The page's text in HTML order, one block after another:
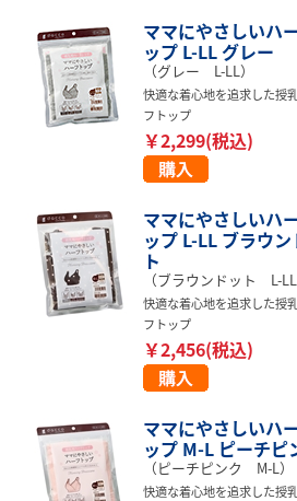
ママにやさしいハ
ップ L-LL グレー
（グレー L-LL）
快適な着心地を追求した授
フトップ
￥2,299(税込)
ママにやさしいハ
ップ L-LL ブラウン
ト
（ブラウンドット L-LL
快適な着心地を追求した授
フトップ
￥2,456(税込)
ママにやさしいハ
ップ M-L ピーチピ
（ピーチピンク M-L）
快適な着心地を追求した授